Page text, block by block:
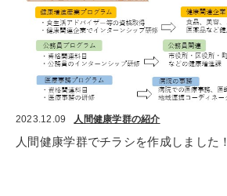
2023.12.09 人間健康学群の紹介
人間健康学群でチラシを作成しました！